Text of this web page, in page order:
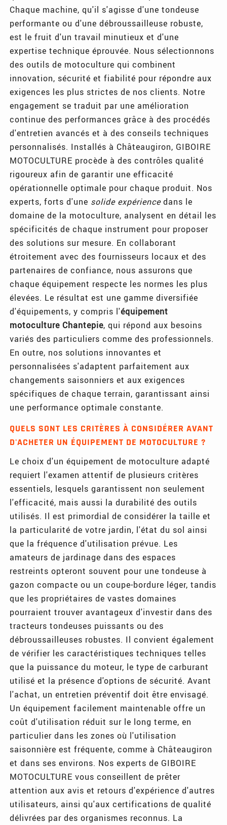
Chaque machine, qu'il s'agisse d'une tondeuse
performante ou d'une débroussailleuse robuste,
est le fruit d'un travail minutieux et d'une
expertise technique éprouvée. Nous sélectionnons
des outils de motoculture qui combinent
innovation, sécurité et fiabilité pour répondre aux
exigences les plus strictes de nos clients. Notre
engagement se traduit par une amélioration
continue des performances grâce à des procédés
d'entretien avancés et à des conseils techniques
personnalisés. Installés à Châteaugiron, GIBOIRE
MOTOCULTURE procède à des contrôles qualité
rigoureux afin de garantir une efficacité
opérationnelle optimale pour chaque produit. Nos
experts, forts d'une solide expériencedans le
domaine de la motoculture, analysent en détail les
spécificités de chaque instrument pour proposer
des solutions sur mesure. En collaborant
étroitement avec des fournisseurs locaux et des
partenaires de confiance, nous assurons que
chaque équipement respecte les normes les plus
élevées. Le résultat est une gamme diversifiée
d'équipements, y compris l'équipement
motoculture Chantepie, qui répond aux besoins
variés des particuliers comme des professionnels.
En outre, nos solutions innovantes et
personnalisées s'adaptent parfaitement aux
changements saisonniers et aux exigences
spécifiques de chaque terrain, garantissant ainsi
une performance optimale constante.
QUELS SONT LES CRITÈRES À CONSIDÉRER AVANT
D'ACHETER UN ÉQUIPEMENT DE MOTOCULTURE ?
Le choix d'un équipement de motoculture adapté
requiert l'examen attentif de plusieurs critères
essentiels, lesquels garantissent non seulement
l'efficacité, mais aussi la durabilité des outils
utilisés. Il est primordial de considérer la taille et
la particularité de votre jardin, l'état du sol ainsi
que la fréquence d'utilisation prévue. Les
amateurs de jardinage dans des espaces
restreints opteront souvent pour une tondeuse à
gazon compacte ou un coupe-bordure léger, tandis
que les propriétaires de vastes domaines
pourraient trouver avantageux d'investir dans des
tracteurs tondeuses puissants ou des
débroussailleuses robustes. Il convient également
de vérifier les caractéristiques techniques telles
que la puissance du moteur, le type de carburant
utilisé et la présence d'options de sécurité. Avant
l'achat, un entretien préventif doit être envisagé.
Un équipement facilement maintenable offre un
coût d'utilisation réduit sur le long terme, en
particulier dans les zones où l'utilisation
saisonnière est fréquente, comme à Châteaugiron
et dans ses environs. Nos experts de GIBOIRE
MOTOCULTURE vous conseillent de prêter
attention aux avis et retours d'expérience d'autres
utilisateurs, ainsi qu'aux certifications de qualité
délivrées par des organismes reconnus. La